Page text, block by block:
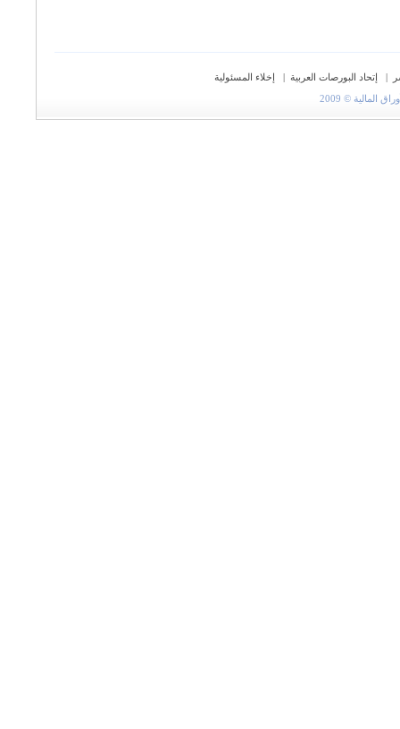
| إتحاد البورصات العربية |
إخلاء المسئولية
© 2009